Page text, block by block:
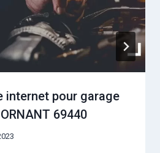
internet pour garage
69440